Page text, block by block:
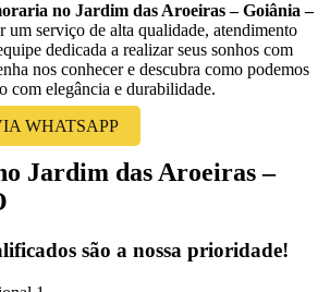
no Jardim das Aroeiras – Goiânia –
um serviço de alta qualidade, atendimento
dedicada a realizar seus sonhos com
nos conhecer e descubra como podemos
com elegância e durabilidade.
WHATSAPP
Jardim das Aroeiras –
são a nossa prioridade!